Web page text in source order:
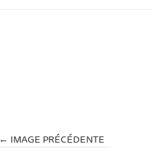
← IMAGE PRÉCÉDENTE